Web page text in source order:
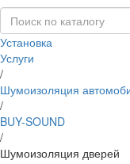
Установка
Услуги
/
Шумоизоляция
/
BUY-SOUND
/
Шумоизоляция дверей